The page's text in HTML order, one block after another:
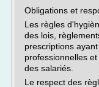
Obligations et
Les règles
des lois,
prescriptions
professionnelles
des salariés.
Le respect des